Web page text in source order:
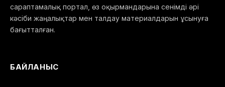
сараптамалық портал, өз оқырмандарына сенімді әрі
кәсіби жаңалықтар мен талдау материалдарын ұсынуға
бағытталған.
БАЙЛАНЫС